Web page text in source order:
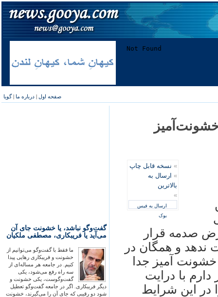
صفحه اول | درباره ما |گویا
گفت‌وگو نباشد، یا خشونت جای آن
می‌آید یا فریبکاری، مصطفی ملکیان
ما فقط با گفت‌وگو می‌توانیم از
خشونت و فریبکاری رهایی پیدا
کنیم. در جامعه هر مساله‌ای از
سه راه رفع می‌شود، یکی
گفت‌وگوست، یکی خشونت و
دیگر فریبکاری. اگر در جامعه گفت‌وگو تعطیل
شود دو رقیبی که جای آن را می‌گیرند، خشونت
» نسخه قابل چاپ
» ارسال به
بالاترین
»
ارسال به فیس
بوک
صدمه قرار
ندهد و همگان در
آمیز جدا
دارم با درایت
در این شرایط